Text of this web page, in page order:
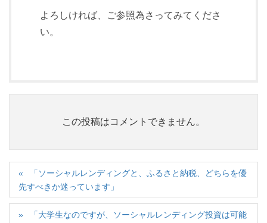
よろしければ、ご参照為さってみてくださ
い。
この投稿はコメントできません。
「ソーシャルレンディングと、ふるさと納税、どちらを優
先すべきか迷っています」
「大学生なのですが、ソーシャルレンディング投資は可能